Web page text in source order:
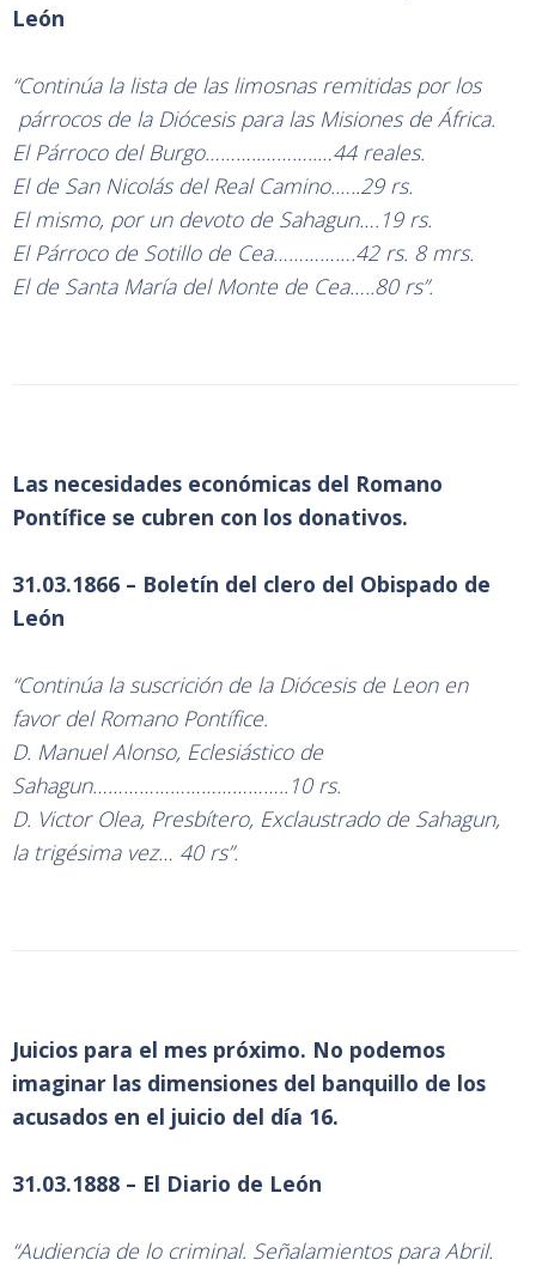
León
“Continúa la lista de las limosnas remitidas por los
párrocos de la Diócesis para las Misiones de África.
El Párroco del Burgo………..………..…44 reales.
El de San Nicolás del Real Camino.…..29 rs.
El mismo, por un devoto de Sahagun….19 rs.
El Párroco de Sotillo de Cea…………….42 rs. 8 mrs.
El de Santa María del Monte de Cea…..80 rs”.
Las necesidades económicas del Romano
Pontífice se cubren con los donativos.
31.03.1866 – Boletín del clero del Obispado de
León
“Continúa la suscrición de la Diócesis de Leon en
favor del Romano Pontífice.
D. Manuel Alonso, Eclesiástico de
Sahagun………………………………..10 rs.
D. Victor Olea, Presbítero, Exclaustrado de Sahagun,
la trigésima vez… 40 rs”.
Juicios para el mes próximo. No podemos
imaginar las dimensiones del banquillo de los
acusados en el juicio del día 16.
31.03.1888 – El Diario de León
“Audiencia de lo criminal. Señalamientos para Abril.